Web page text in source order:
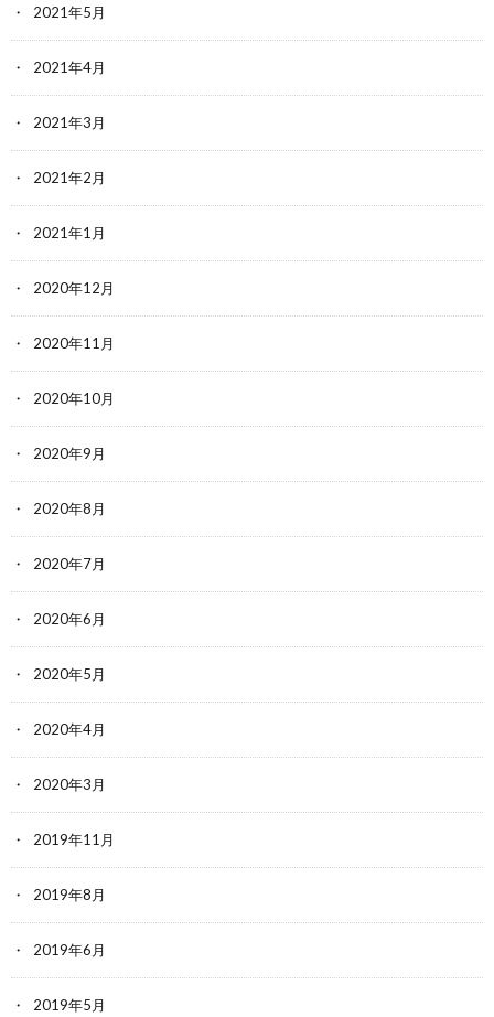
2021年5月
2021年4月
2021年3月
2021年2月
2021年1月
2020年12月
2020年11月
2020年10月
2020年9月
2020年8月
2020年7月
2020年6月
2020年5月
2020年4月
2020年3月
2019年11月
2019年8月
2019年6月
2019年5月